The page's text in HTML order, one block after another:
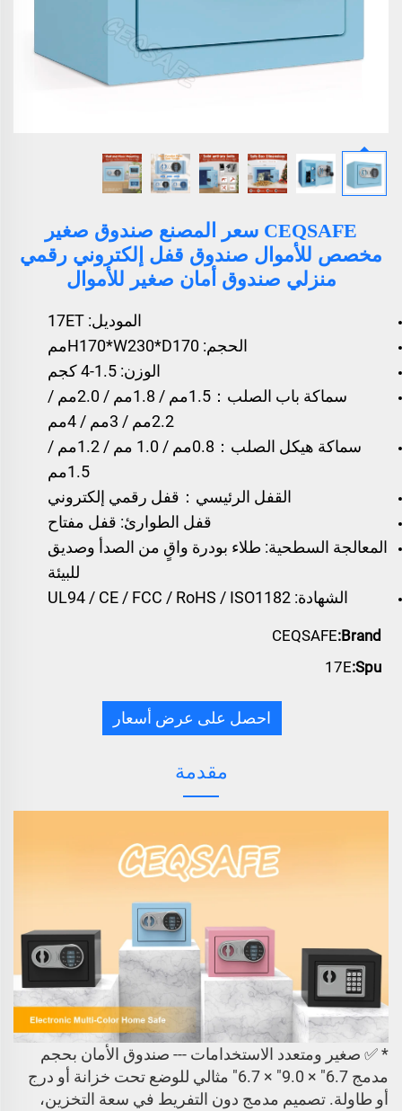
CEQSAFE سعر المصنع صندوق صغير
مخصص للأموال صندوق قفل إلكتروني رقمي
منزلي صندوق أمان صغير للأموال
الموديل: 17ET
الحجم: H170*W230*D170مم
الوزن: 1.5-4 كجم
سماكة باب الصلب：1.5مم / 1.8مم / 2.0مم /
2.2مم / 3مم / 4مم
سماكة هيكل الصلب：0.8مم / 1.0 مم / 1.2مم /
1.5مم
القفل الرئيسي：قفل رقمي إلكتروني
قفل الطوارئ: قفل مفتاح
المعالجة السطحية: طلاء بودرة واقٍ من الصدأ وصديق
للبيئة
الشهادة: UL94 / CE / FCC / RoHS / ISO1182
Brand:
CEQSAFE
Spu:
17E
احصل على عرض أسعار
مقدمة
* ✅ صغير ومتعدد الاستخدامات --- صندوق الأمان بحجم
مدمج 6.7" × 9.0" × 6.7" مثالي للوضع تحت خزانة أو درج
أو طاولة. تصميم مدمج دون التفريط في سعة التخزين،